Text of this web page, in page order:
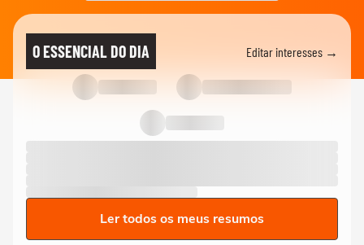
O ESSENCIAL DO DIA Editar interesses →
Ler todos os meus resumos